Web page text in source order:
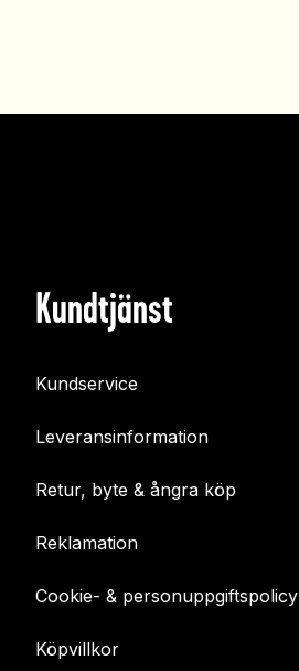
Kundtjänst
Kundservice
Leveransinformation
Retur, byte & ångra köp
Reklamation
Cookie- & personuppgiftspolicy
Köpvillkor